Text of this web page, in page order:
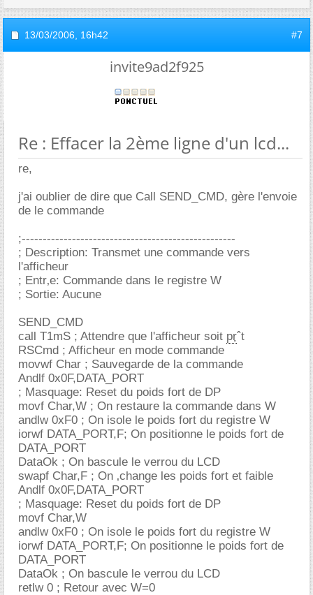
13/03/2006, 16h42 #7
invite9ad2f925
Re : Effacer la 2ème ligne d'un lcd...
re,
j'ai oublier de dire que Call SEND_CMD, gère l'envoie
de le commande
;---------------------------------------------------
; Description: Transmet une commande vers
l'afficheur
; Entr‚e: Commande dans le registre W
; Sortie: Aucune
SEND_CMD
call T1mS ; Attendre que l'afficheur soit prt
RSCmd ; Afficheur en mode commande
movwf Char ; Sauvegarde de la commande
Andlf 0x0F,DATA_PORT
; Masquage: Reset du poids fort de DP
movf Char,W ; On restaure la commande dans W
andlw 0xF0 ; On isole le poids fort du registre W
iorwf DATA_PORT,F; On positionne le poids fort de
DATA_PORT
DataOk ; On bascule le verrou du LCD
swapf Char,F ; On ‚change les poids fort et faible
Andlf 0x0F,DATA_PORT
; Masquage: Reset du poids fort de DP
movf Char,W
andlw 0xF0 ; On isole le poids fort du registre W
iorwf DATA_PORT,F; On positionne le poids fort de
DATA_PORT
DataOk ; On bascule le verrou du LCD
retlw 0 ; Retour avec W=0